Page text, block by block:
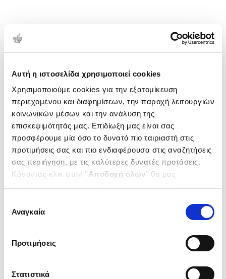
Αυτή η ιστοσελίδα χρησιμοποιεί cookies
Χρησιμοποιούμε cookies για την εξατομίκευση
περιεχομένου και διαφημίσεων, την παροχή λειτουργιών
κοινωνικών μέσων και την ανάλυση της
επισκεψιμότητάς μας. Επιδίωξη μας είναι σας
προσφέρουμε μία όσο το δυνατό πιο ταιριαστή στις
προτιμήσεις σας και πιο ενδιαφέρουσα στις αναζητήσεις
σας περιήγηση, με τις καλύτερες δυνατές προτάσεις.
Κάνοντας κλικ στην ‘’Αποδοχή όλων’’ θα μας
ενδιαφέρουν και να επιλέξετε από τα παρακάτω με την
΄΄και να ενημερωθείτε σχετικά με
συγκατάθεσης
Αναγκαία
Προτιμήσεις
Στατιστικά